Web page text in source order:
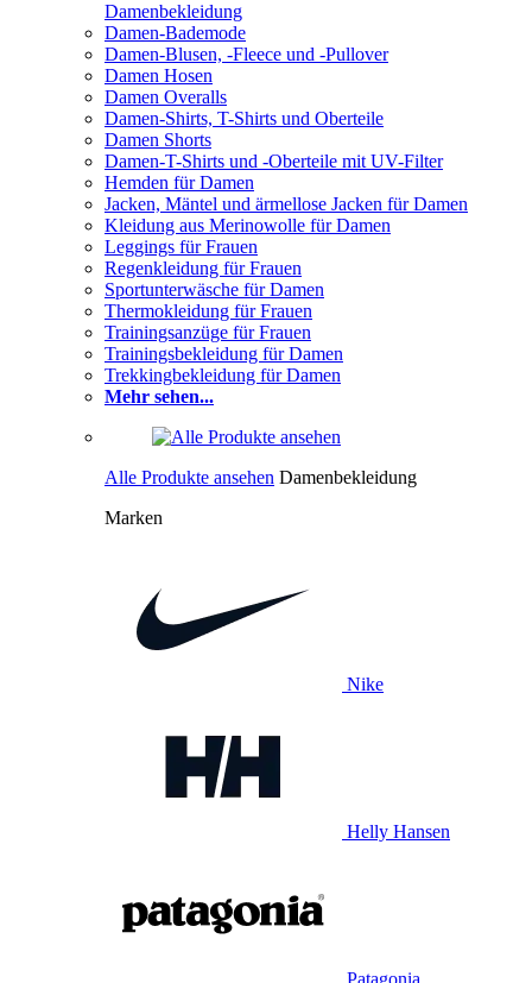
Damenbekleidung
Damen-Bademode
Damen-Blusen, -Fleece und -Pullover
Damen Hosen
Damen Overalls
Damen-Shirts, T-Shirts und Oberteile
Damen Shorts
Damen-T-Shirts und -Oberteile mit UV-Filter
Hemden für Damen
Jacken, Mäntel und ärmellose Jacken für Damen
Kleidung aus Merinowolle für Damen
Leggings für Frauen
Regenkleidung für Frauen
Sportunterwäsche für Damen
Thermokleidung für Frauen
Trainingsanzüge für Frauen
Trainingsbekleidung für Damen
Trekkingbekleidung für Damen
Mehr sehen...
Alle Produkte ansehen Damenbekleidung
Marken
Nike
Helly Hansen
Patagonia